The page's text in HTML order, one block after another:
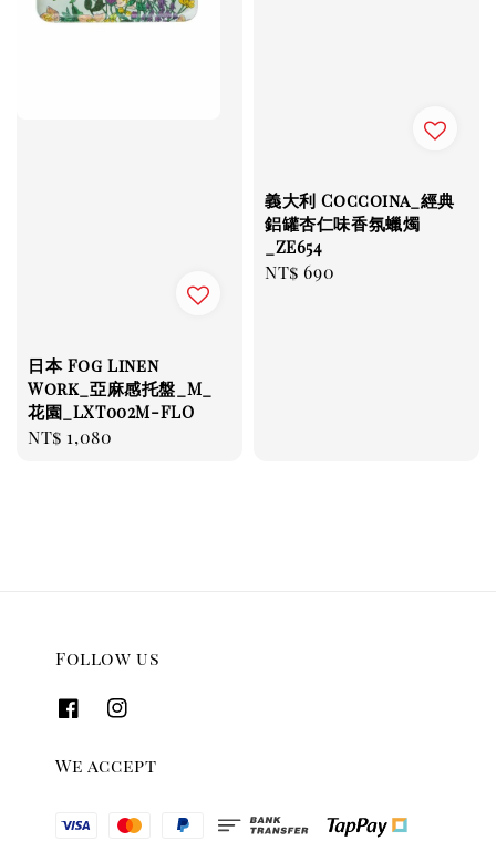
日本 Fog Linen
Work_亞麻感托盤_M_
花園_LXT002M-FLO
Regular
NT$ 1,080
義大利 Coccoina_經典
鋁罐杏仁味香氛蠟燭
_ZE654
Regular
NT$ 690
Follow us
We accept